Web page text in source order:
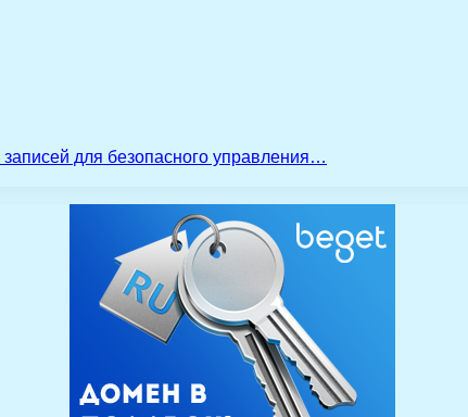
для безопасного управления…